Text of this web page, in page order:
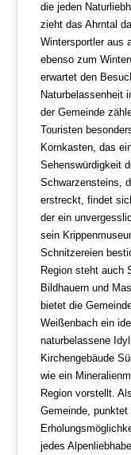
die jeden
zieht das Ahrntal
Wintersportler aus
ebenso zum
erwartet den
Naturbelassenheit
der Gemeinde
Touristen
Kornkasten, das
Sehenswürdigkeit
Schwarzensteins,
erstreckt, findet
der ein
sein
Schnitzereien
Region steht auch
Bildhauern und
bietet die
Weißenbach ein
naturbelassene
Kirchengebäude
wie ein
Region vorstellt.
Gemeinde,
jedes